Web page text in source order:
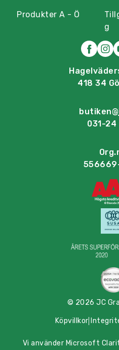
Produkter A - Ö
g
418 34
031-24
© 2026 JC
Köpvillkor
Vi använder Microsoft